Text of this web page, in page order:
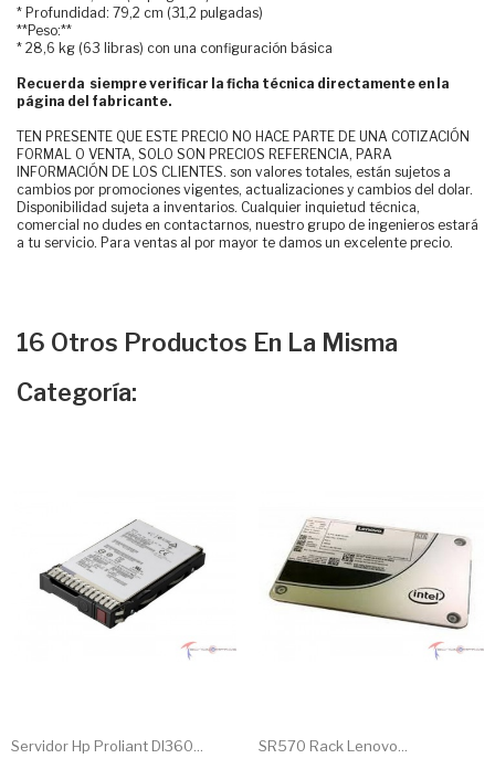
* Profundidad: 79,2 cm (31,2 pulgadas)
**Peso:**
* 28,6 kg (63 libras) con una configuración básica
Recuerda siempre verificar la ficha técnica directamente en la
página del fabricante.
TEN PRESENTE QUE ESTE PRECIO NO HACE PARTE DE UNA COTIZACIÓN
FORMAL O VENTA, SOLO SON PRECIOS REFERENCIA, PARA
INFORMACIÓN DE LOS CLIENTES. son valores totales, están sujetos a
cambios por promociones vigentes, actualizaciones y cambios del dolar.
Disponibilidad sujeta a inventarios. Cualquier inquietud técnica,
comercial no dudes en contactarnos, nuestro grupo de ingenieros estará
a tu servicio. Para ventas al por mayor te damos un excelente precio.
16 Otros Productos En La Misma
Categoría:
Servidor Hp Proliant Dl360...
SR570 Rack Lenovo...